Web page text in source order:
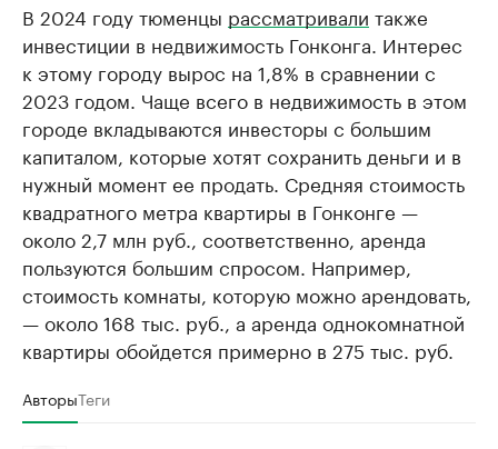
В 2024 году тюменцы рассматривали также
инвестиции в недвижимость Гонконга. Интерес
к этому городу вырос на 1,8% в сравнении с
2023 годом. Чаще всего в недвижимость в этом
городе вкладываются инвесторы с большим
капиталом, которые хотят сохранить деньги и в
нужный момент ее продать. Средняя стоимость
квадратного метра квартиры в Гонконге —
около 2,7 млн руб., соответственно, аренда
пользуются большим спросом. Например,
стоимость комнаты, которую можно арендовать,
— около 168 тыс. руб., а аренда однокомнатной
квартиры обойдется примерно в 275 тыс. руб.
АвторыТеги